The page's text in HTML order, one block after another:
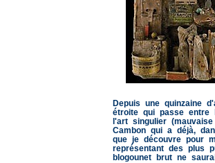
Depuis une quinzaine
étroite qui passe
l'art singulier
Cambon qui a déjà,
que je découvre pour
représentant des plus
blogounet brut ne